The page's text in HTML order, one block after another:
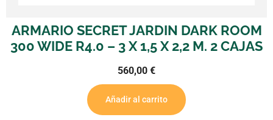
SECRET JARDIN DARK ROOM
WIDE R4.0 – 3 X 1,5 X 2,2 M. 2 CAJAS
560,00€
Añadir al carrito